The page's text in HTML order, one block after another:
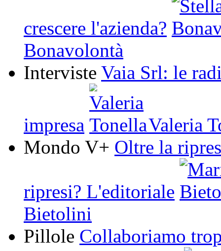
crescere l'azienda?
Bonavolontà
Interviste Vaia Srl: le
impresa
Valeria
Mondo V+ Oltre la
ripresi? L'editoriale
Bietolini
Pillole Collaboriamo